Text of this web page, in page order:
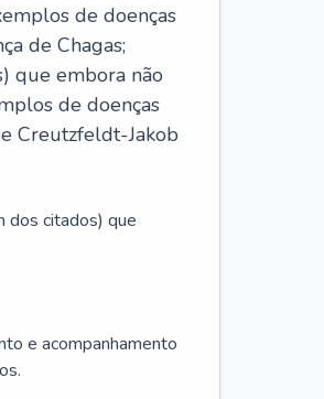
de doenças
de Chagas;
que embora não
de doenças
Creutzfeldt-Jakob
dos citados) que
e acompanhamento